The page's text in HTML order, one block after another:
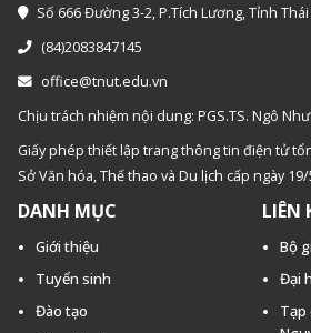
Số 666 Đường 3-2, P.Tích Lương, Tỉnh
(84)2083847145
office@tnut.edu.vn
Chịu trách nhiệm nội dung: PGS.TS. Ngô
Giấy phép thiết lập trang thông tin điện tử
Sở Văn hóa, Thế thao và Du lịch cấp ngày
DANH MỤC
Giới thiệu
Tuyển sinh
Đào tạo
LIÊN
Bộ
Đại
Tạp